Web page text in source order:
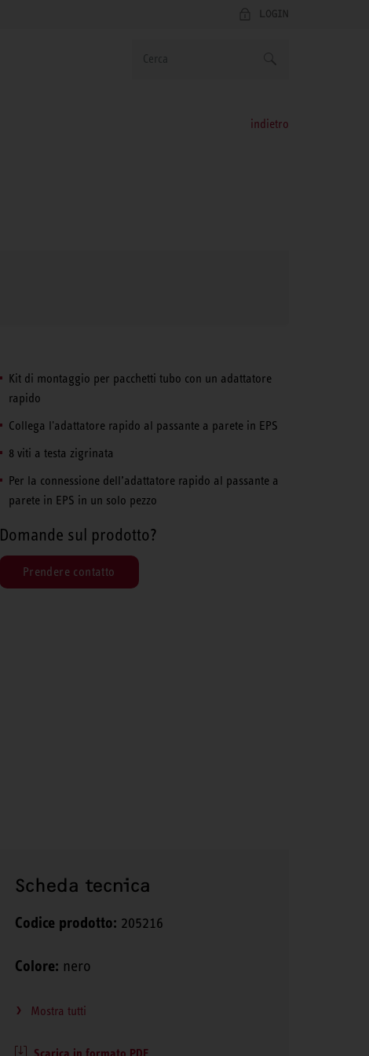
LOGIN
indietro
Kit di montaggio per pacchetti tubo con un adattatore
rapido
Collega l'adattatore rapido al passante a parete in EPS
8 viti a testa zigrinata
Per la connessione dell’adattatore rapido al passante a
parete in EPS in un solo pezzo
Domande sul prodotto?
Prendere contatto
Scheda tecnica
Codice prodotto: 205216
Colore: nero
Mostra tutti